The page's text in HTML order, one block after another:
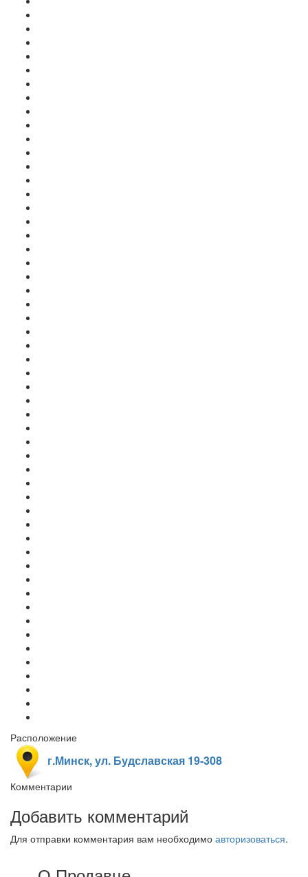
Расположение
г.Минск, ул. Будславская 19-308
Комментарии
Добавить комментарий
Для отправки комментария вам необходимо авторизоваться.